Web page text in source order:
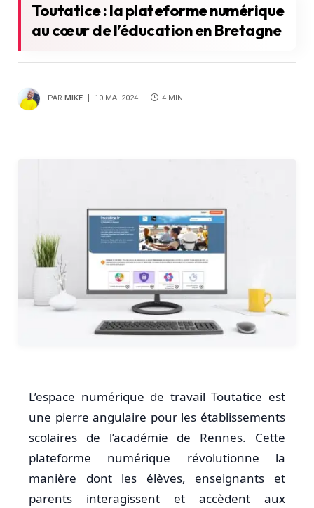
Toutatice : la plateforme numérique
au cœur de l’éducation en Bretagne
PAR MIKE 10 MAI 2024 4 MIN
L’espace numérique de travail Toutatice est
une pierre angulaire pour les établissements
scolaires de l’académie de Rennes. Cette
plateforme numérique révolutionne la
manière dont les élèves, enseignants et
parents interagissent et accèdent aux